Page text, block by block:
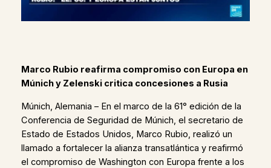
Marco Rubio reafirma compromiso con Europa en
Múnich y Zelenski critica concesiones a Rusia
Múnich, Alemania – En el marco de la 61° edición de la
Conferencia de Seguridad de Múnich, el secretario de
Estado de Estados Unidos, Marco Rubio, realizó un
llamado a fortalecer la alianza transatlántica y reafirmó
el compromiso de Washington con Europa frente a los